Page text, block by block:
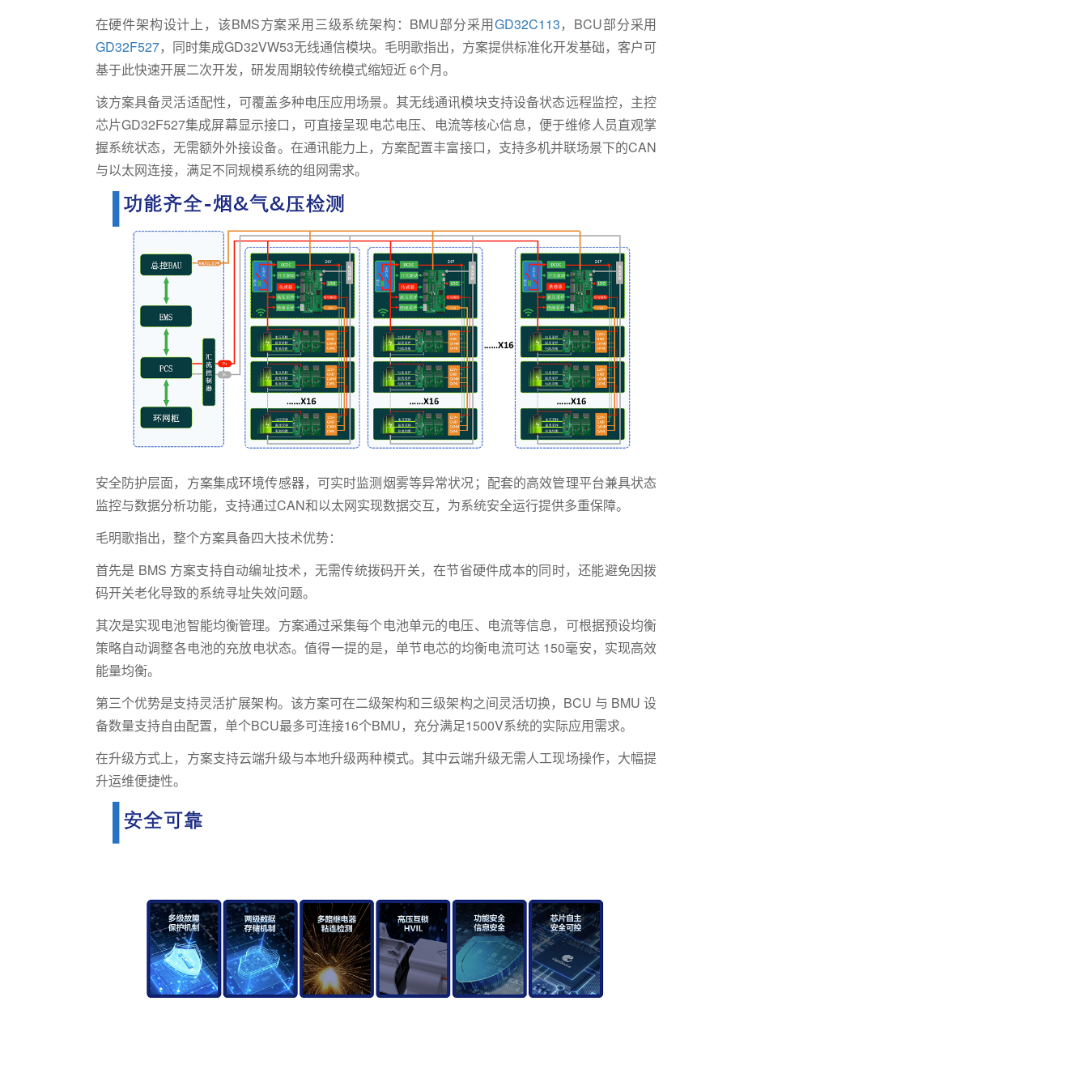
在硬件架构设计上，该BMS方案采用三级系统架构：BMU部分采用GD32C113，BCU部分采用
GD32F527，同时集成GD32VW53无线通信模块。毛明歌指出，方案提供标准化开发基础，客户可
基于此快速开展二次开发，研发周期较传统模式缩短近 6个月。
该方案具备灵活适配性，可覆盖多种电压应用场景。其无线通讯模块支持设备状态远程监控，主控
芯片GD32F527集成屏幕显示接口，可直接呈现电芯电压、电流等核心信息，便于维修人员直观掌
握系统状态，无需额外外接设备。在通讯能力上，方案配置丰富接口，支持多机并联场景下的CAN
与以太网连接，满足不同规模系统的组网需求。
安全防护层面，方案集成环境传感器，可实时监测烟雾等异常状况；配套的高效管理平台兼具状态
监控与数据分析功能，支持通过CAN和以太网实现数据交互，为系统安全运行提供多重保障。
毛明歌指出，整个方案具备四大技术优势：
首先是 BMS 方案支持自动编址技术，无需传统拨码开关，在节省硬件成本的同时，还能避免因拨
码开关老化导致的系统寻址失效问题。
其次是实现电池智能均衡管理。方案通过采集每个电池单元的电压、电流等信息，可根据预设均衡
策略自动调整各电池的充放电状态。值得一提的是，单节电芯的均衡电流可达 150毫安，实现高效
能量均衡。
第三个优势是支持灵活扩展架构。该方案可在二级架构和三级架构之间灵活切换，BCU 与 BMU 设
备数量支持自由配置，单个BCU最多可连接16个BMU，充分满足1500V系统的实际应用需求。
在升级方式上，方案支持云端升级与本地升级两种模式。其中云端升级无需人工现场操作，大幅提
升运维便捷性。